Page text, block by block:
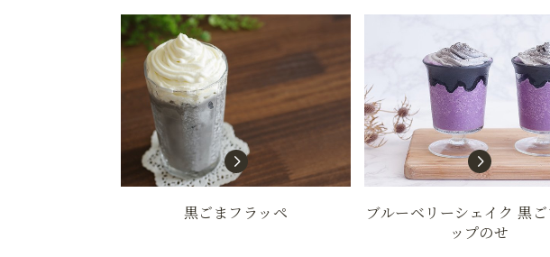
黒ごまフラッペ
ブルーベリーシェイク 黒ご
ップのせ